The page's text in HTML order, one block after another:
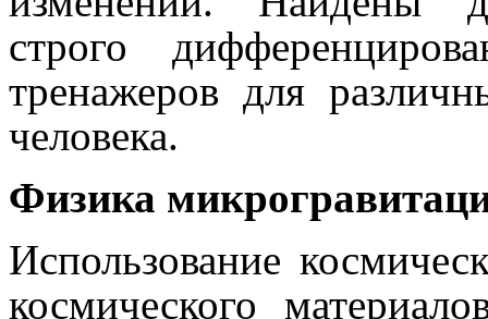
строго
тренажеров для
человека.
Физика
Использование
космического